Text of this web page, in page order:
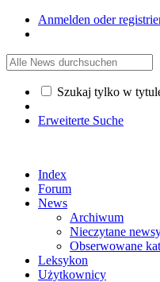
Anmelden oder
Szukaj tylko w
Erweiterte Suche
Index
Forum
News
Archiwum
Nieczytane
Obserwowane
Leksykon
Użytkownicy